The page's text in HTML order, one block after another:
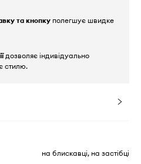
та кнопку полегшує швидке
дозволяє індивідуально
стилю.
на блискавці, на застібці